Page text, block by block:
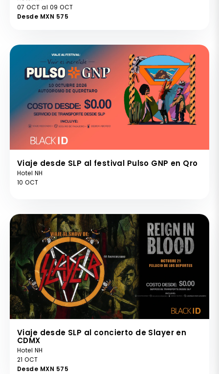
07 OCT al 09 OCT
Desde MXN 575
Viaje desde SLP al festival Pulso GNP en Qro
Hotel NH
10 OCT
Viaje desde SLP al concierto de Slayer en
CDMX
Hotel NH
21 OCT
Desde MXN 575